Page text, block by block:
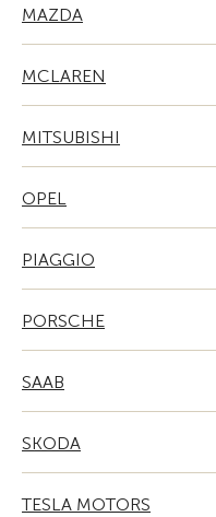
MAZDA
MCLAREN
MITSUBISHI
OPEL
PIAGGIO
PORSCHE
SAAB
SKODA
TESLA MOTORS